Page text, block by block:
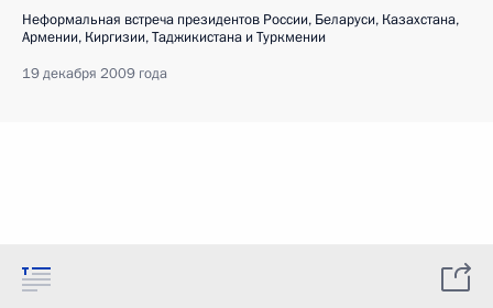
Неформальная встреча президентов России, Беларуси, Казахстана,
Армении, Киргизии, Таджикистана и Туркмении
19 декабря 2009 года